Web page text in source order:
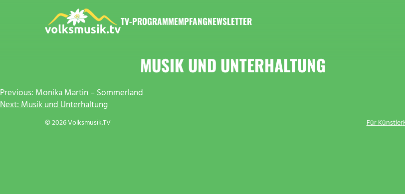
TV-PROGRAMMEMPFANGNEWSLETTER
MUSIK UND UNTERHALTUNG
BEITRAGSNAVIGATION
Previous:Monika Martin – Sommerland
Next:Musik und Unterhaltung
© 2026 Volksmusik.TV Für Künstler